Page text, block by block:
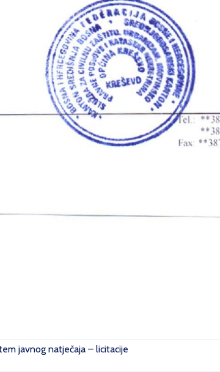
javnog natječaja – licitacije